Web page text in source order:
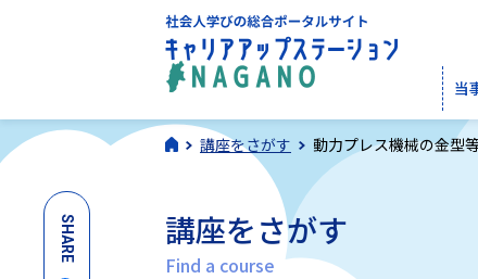
当
講座をさがす 動力プレス機械の金型
講座をさがす
Find a course
SHARE